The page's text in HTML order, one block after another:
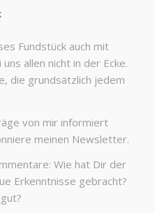
Fundstück auch mit
allen nicht in der Ecke.
die grundsätzlich jedem
von mir informiert
meinen Newsletter.
Wie hat Dir der
Erkenntnisse gebracht?